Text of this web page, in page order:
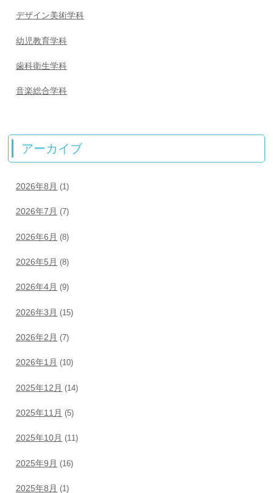
デザイン美術学科
幼児教育学科
歯科衛生学科
音楽総合学科
アーカイブ
2026年8月 (1)
2026年7月 (7)
2026年6月 (8)
2026年5月 (8)
2026年4月 (9)
2026年3月 (15)
2026年2月 (7)
2026年1月 (10)
2025年12月 (14)
2025年11月 (5)
2025年10月 (11)
2025年9月 (16)
2025年8月 (1)